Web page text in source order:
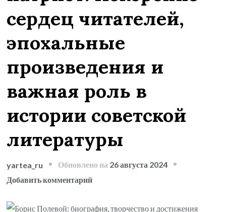
сердец читателей,
эпохальные
произведения и
важная роль в
истории советской
литературы
yartea_ru Обновлено на 26 августа 2024
Добавить комментарийк
Борис